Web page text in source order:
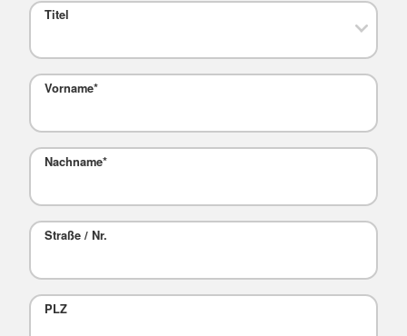
Titel
Vorname*
Nachname*
Straße / Nr.
PLZ